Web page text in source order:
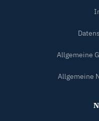
Allgemeine
Allgemeine